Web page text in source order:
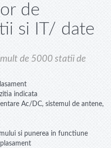
de
si IT/ date
de 5000 statii de
indicata
Ac/DC, sistemul de antene,
si punerea in functiune